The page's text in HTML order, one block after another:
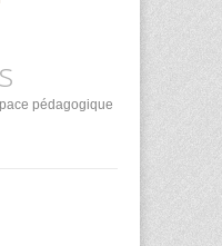
pédagogique